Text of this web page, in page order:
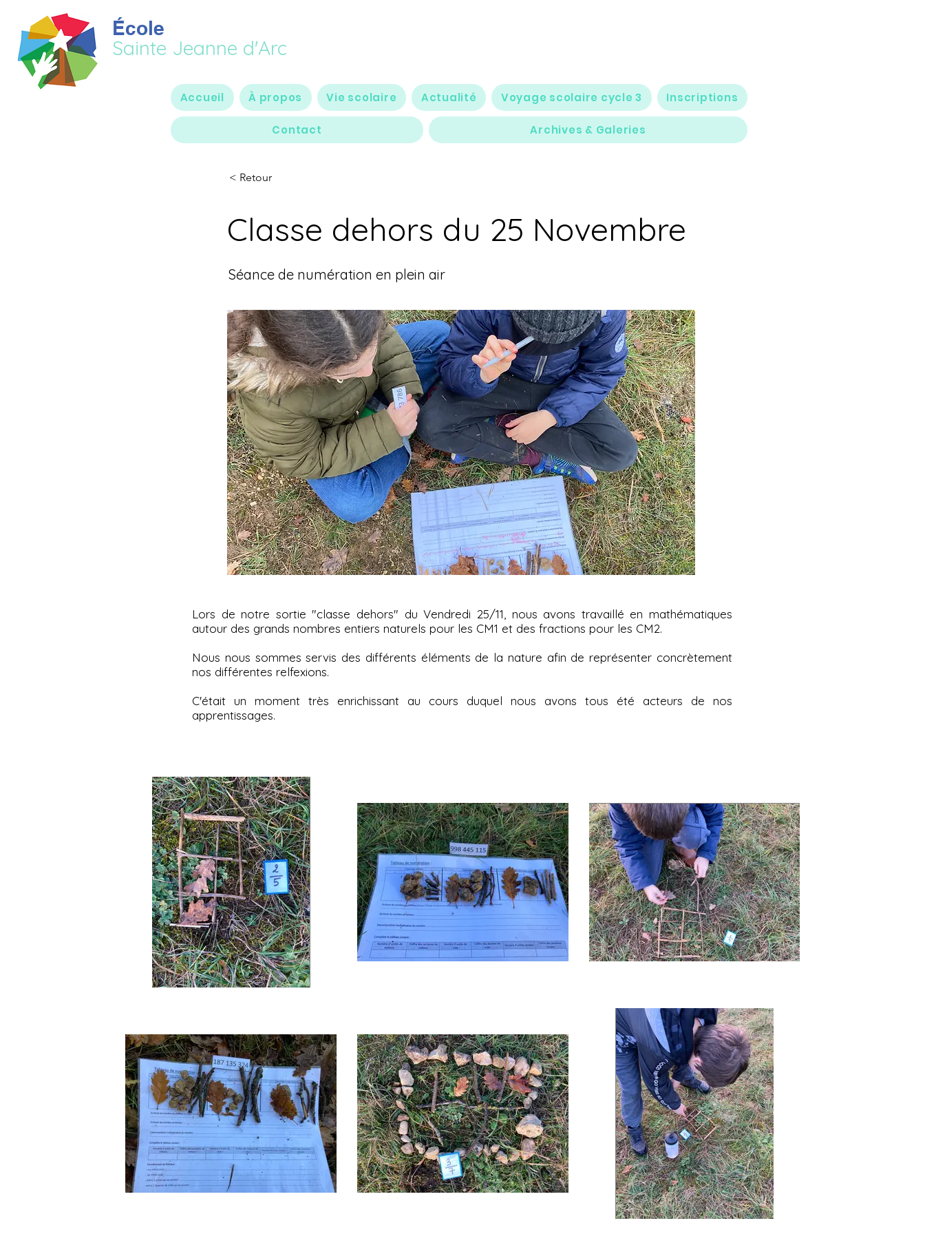
École
Sainte Jeanne d'Arc
Accueil À propos Vie scolaire Actualité Voyage scolaire cycle 3 Inscriptions
Contact Archives & Galeries
< Retour
Classe dehors du 25 Novembre
Séance de numération en plein air
Lors de notre sortie "classe dehors" du Vendredi 25/11, nous avons travaillé en mathématiques
autour des grands nombres entiers naturels pour les CM1 et des fractions pour les CM2.
Nous nous sommes servis des différents éléments de la nature afin de représenter concrètement
nos différentes relfexions.
C'était un moment très enrichissant au cours duquel nous avons tous été acteurs de nos
apprentissages.